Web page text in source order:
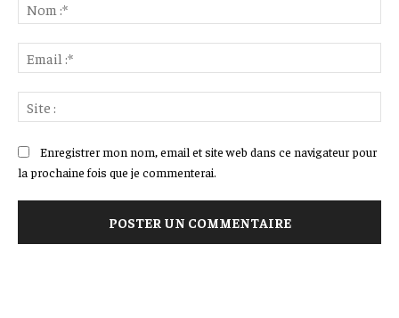
:*
:*
:
Enregistrer mon nom, email et site web dans ce navigateur pour
la prochaine fois que je commenterai.